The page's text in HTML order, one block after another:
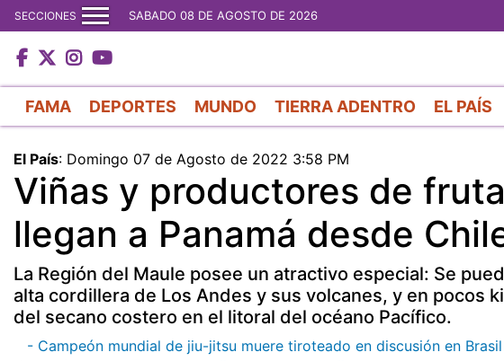
SECCIONES SABADO 08 DE AGOSTO DE 2026
FAMA DEPORTES MUNDO TIERRA ADENTRO EL PAÍS
El País: Domingo 07 de Agosto de 2022 3:58 PM
Viñas y productores de
llegan a Panamá desde
La Región del Maule posee un atractivo especial: Se
alta cordillera de Los Andes y sus volcanes, y en pocos
del secano costero en el litoral del océano Pacífico.
- Campeón mundial de jiu-jitsu muere tiroteado en discusión en Brasil